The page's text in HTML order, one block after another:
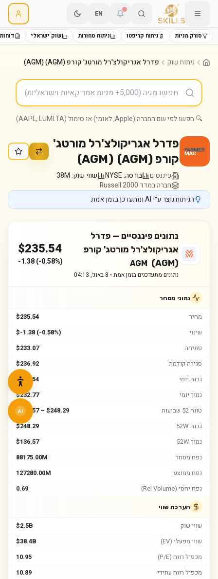
EN
סורק מניות ניתוח קריפטו ניתוח סחורות שוק ישראלי
ניתוח שוק פדרל אגריקולצ'רל מורטג' קורפ (AGM) (AGM)
🔍 חפשו לפי שם החברה (Apple, לאומי) או סימול (AAPL, LUMI.TA)
פדרל אגריקולצ'רל מורטג'
קורפ (AGM)
(
AGM
)
פיננסים בורסה:NYSE שווי שוק:38M
חברה במדד Russell 2000
הניתוח נוצר ע״י AI ומתעדכן בזמן אמת
נתונים פיננסיים — פדרל
אגריקולצ'רל מורטג' קורפ
(AGM)
AGM
נתונים מתעדכנים בזמן אמת • 8 באוג׳, 04:13
$235.54
-1.38(-0.58%)
נתוני מסחר
מחיר
$235.54
שינוי
$-1.38 (-0.58%)
פתיחה
$233.07
סגירה קודמת
$236.92
גבוה יומי
$239.54
נמוך יומי
$232.77
טווח 52 שבועות
$136.57 – $248.29
גבוה 52W
$248.29
נמוך 52W
$136.57
נפח מסחר
88175.00M
נפח ממוצע
127280.00M
נפח יחסי (Rel Volume)
0.69
הערכת שווי
שווי שוק
$2.5B
שווי מפעלי (EV)
$38.4B
מכפיל רווח (P/E)
10.95
מכפיל רווח עתידי
10.89
AI